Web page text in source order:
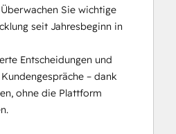
Sie wichtige
seit Jahresbeginn in
Entscheidungen und
– dank
ohne die Plattform